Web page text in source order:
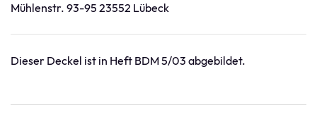
Mühlenstr. 93-95 23552 Lübeck
Dieser Deckel ist in Heft BDM 5/03 abgebildet.